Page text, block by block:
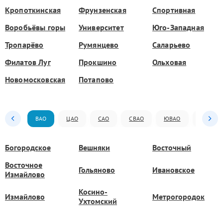
Кропоткинская Фрунзенская
Спортивная
Воробьёвы горы
Университет
Юго-Западная
Тропарёво
Румянцево
Саларьево
Филатов Луг
Прокшино
Ольховая
Новомосковская
Потапово
ВАО ЦАО САО СВАО ЮВАО ЮАО
Богородское Вешняки
Восточный
Восточное
Измайлово
Гольяново Ивановское
Измайлово
Косино-
Ухтомский
Метрогородок